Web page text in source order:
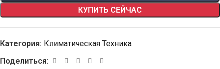
КУПИТЬ СЕЙЧАС
Категория: Климатическая Техника
Поделиться: